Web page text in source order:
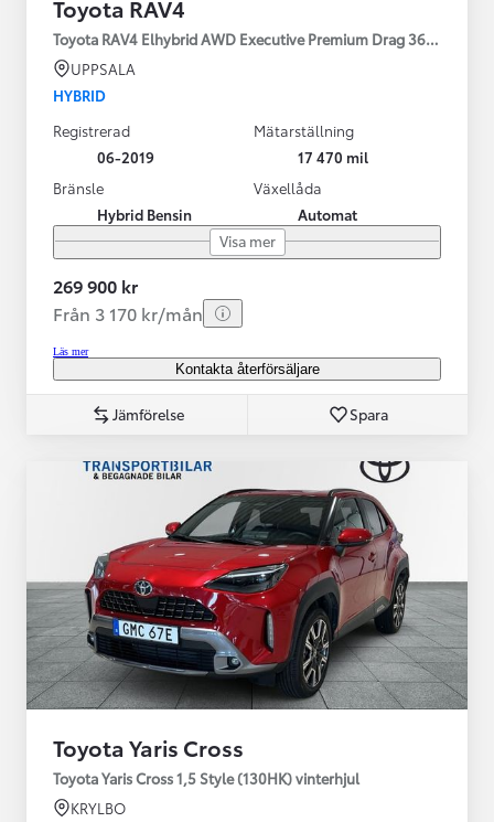
Toyota RAV4
Toyota RAV4 Elhybrid AWD Executive Premium Drag 360-kamera
UPPSALA
HYBRID
Registrerad
06-2019
Mätarställning
17 470 mil
Bränsle
Hybrid Bensin
Växellåda
Automat
Visa mer
269 900 kr
Från 3 170 kr/mån
Läs mer
Kontakta återförsäljare
Jämförelse Spara
Toyota Yaris Cross
Toyota Yaris Cross 1,5 Style (130HK) vinterhjul
KRYLBO